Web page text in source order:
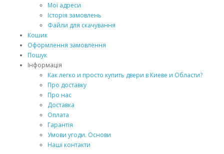
Мої адреси
Історія замовлень
Файли для скачування
Кошик
Оформлення замовлення
Пошук
Інформація
Как легко и просто купить двери в Киеве и Области?
Про доставку
Про нас
Доставка
Оплата
Гарантія
Умови угоди. Основи
Наші контакти